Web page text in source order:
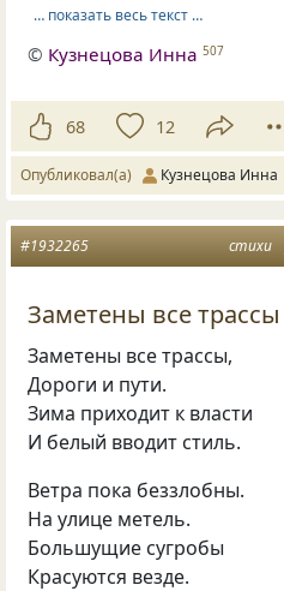
… показать весь текст …
© Кузнецова Инна 507
68 12
Опубликовал(а) Кузнецова Инна
стихи
#1932265
Заметены все трассы
Заметены все трассы,
Дороги и пути.
Зима приходит к власти
И белый вводит стиль.
Ветра пока беззлобны.
На улице метель.
Большущие сугробы
Красуются везде.